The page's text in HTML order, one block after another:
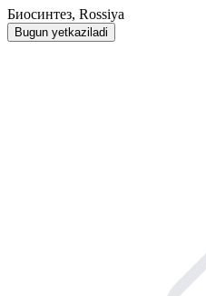
Биосинтез, Rossiya
Bugun yetkaziladi